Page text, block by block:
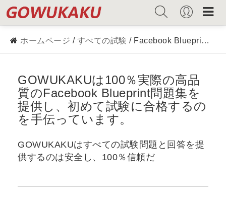
ホームページ / すべての試験 / Facebook Blueprint 問題集
GOWUKAKUは100％実際の高品
質のFacebook Blueprint問題集を
提供し、初めて試験に合格するの
を手伝っています。
GOWUKAKUはすべての試験問題と回答を提
供するのは安全し、100％信頼だ